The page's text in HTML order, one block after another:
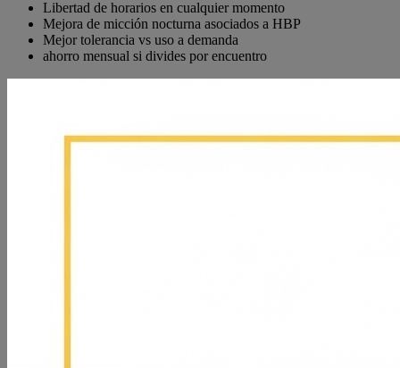
Libertad de horarios en cualquier momento
Mejora de micción nocturna asociados a HBP
Mejor tolerancia vs uso a demanda
ahorro mensual si divides por encuentro